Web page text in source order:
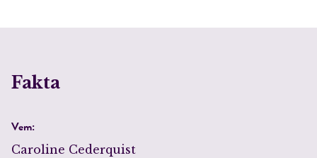
Fakta
Vem:
Caroline Cederquist